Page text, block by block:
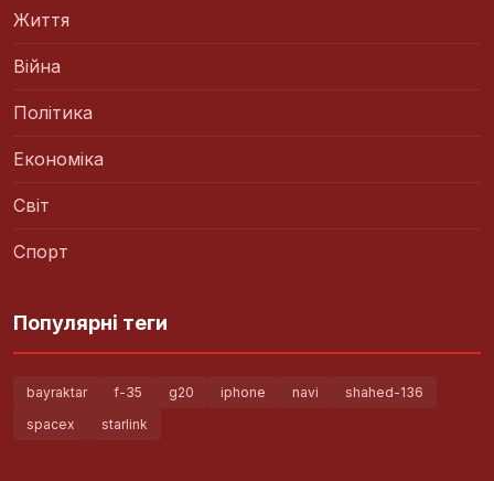
Життя
Війна
Політика
Економіка
Світ
Спорт
Популярні теги
bayraktar f-35 g20 iphone navi
shahed-136
spacex
starlink